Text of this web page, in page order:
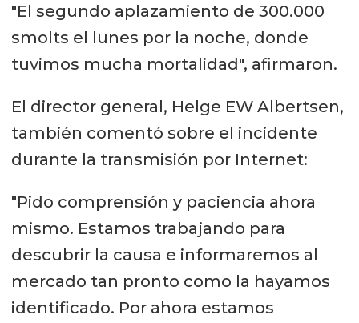
"El segundo aplazamiento de 300.000
smolts el lunes por la noche, donde
tuvimos mucha mortalidad", afirmaron.
El director general, Helge EW Albertsen,
también comentó sobre el incidente
durante la transmisión por Internet:
"Pido comprensión y paciencia ahora
mismo. Estamos trabajando para
descubrir la causa e informaremos al
mercado tan pronto como la hayamos
identificado. Por ahora estamos